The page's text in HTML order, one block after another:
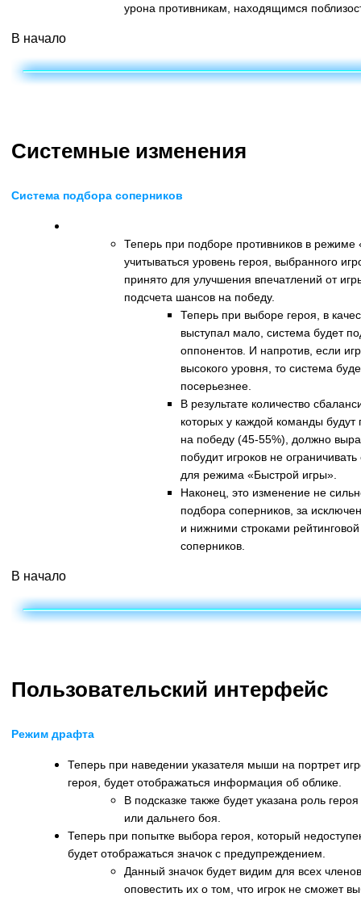
урона противникам, находящимся
В начало
Системные изменения
Система подбора соперников
Теперь при подборе противников в режиме
учитываться уровень героя, выбранного
принято для улучшения впечатлений от
подсчета шансов на победу.
Теперь при выборе героя, в
выступал мало, система будет
оппонентов. И напротив, если
высокого уровня, то система
посерьезнее.
В результате количество
которых у каждой команды
на победу (45-55%), должно
побудит игроков не
для режима «Быстрой игры».
Наконец, это изменение не
подбора соперников, за
и нижними строками
соперников.
В начало
Пользовательский интерфейс
Режим драфта
Теперь при наведении указателя мыши на портрет
героя, будет отображаться информация об облике.
В подсказке также будет указана роль
или дальнего боя.
Теперь при попытке выбора героя, который
будет отображаться значок с предупреждением.
Данный значок будет видим для всех
оповестить их о том, что игрок не сможет